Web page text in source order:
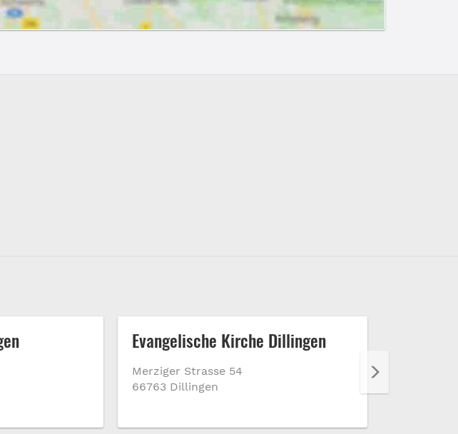
Evangelische Kirche Dillingen
Merziger Strasse 54
66763 Dillingen